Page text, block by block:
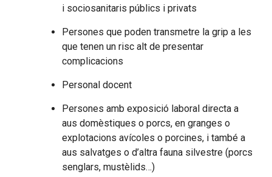
i sociosanitaris públics i privats
Persones que poden transmetre la grip a les
que tenen un risc alt de presentar
complicacions
Personal docent
Persones amb exposició laboral directa a
aus domèstiques o porcs, en granges o
explotacions avícoles o porcines, i també a
aus salvatges o d’altra fauna silvestre (porcs
senglars, mustèlids…)